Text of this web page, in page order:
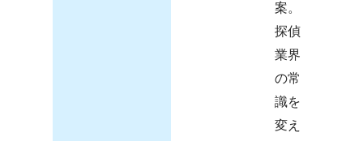
案。
探偵
業界
の常
識を
変え